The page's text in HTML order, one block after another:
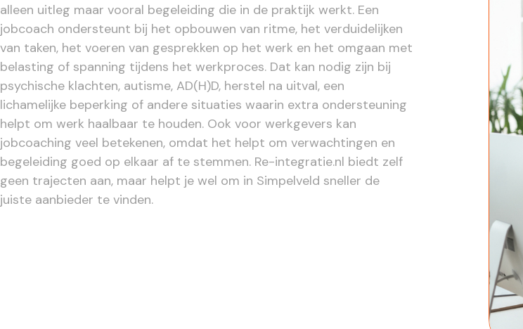
alleen uitleg maar vooral begeleiding die in de praktijk werkt. Een
jobcoach ondersteunt bij het opbouwen van ritme, het verduidelijken
van taken, het voeren van gesprekken op het werk en het omgaan met
belasting of spanning tijdens het werkproces. Dat kan nodig zijn bij
psychische klachten, autisme, AD(H)D, herstel na uitval, een
lichamelijke beperking of andere situaties waarin extra ondersteuning
helpt om werk haalbaar te houden. Ook voor werkgevers kan
jobcoaching veel betekenen, omdat het helpt om verwachtingen en
begeleiding goed op elkaar af te stemmen. Re-integratie.nl biedt zelf
geen trajecten aan, maar helpt je wel om in Simpelveld sneller de
juiste aanbieder te vinden.